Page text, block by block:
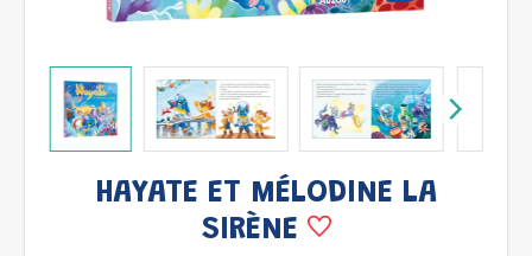
HAYATE ET MÉLODINE LA
SIRÈNE